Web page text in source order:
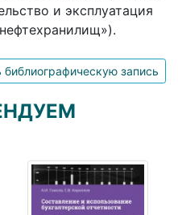
и эксплуатация
библиографическую запись